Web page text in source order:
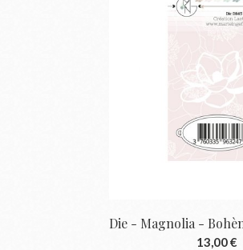
13,00 €